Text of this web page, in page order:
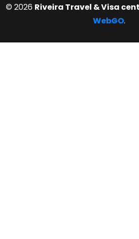
© 2026 Riveira Travel & Visa
WebGO.